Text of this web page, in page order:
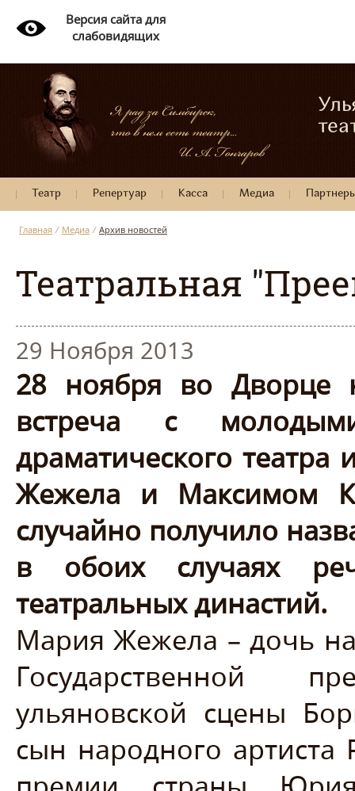
Версия сайта для
слабовидящих
Театр Репертуар Касса Медиа
Главная / Медиа / Архив новостей
Театральная
29 Ноября 2013
28 ноября во Дворце
встреча с
драматического
Жежела и Максимом
случайно получило
в обоих случаях
театральных династий.
Мария Жежела – дочь
Государственной
ульяновской сцены
сын народного артиста